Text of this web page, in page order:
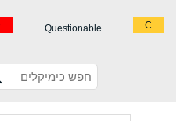
C
Questionable